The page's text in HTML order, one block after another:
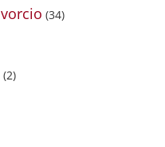
(34)
(2)